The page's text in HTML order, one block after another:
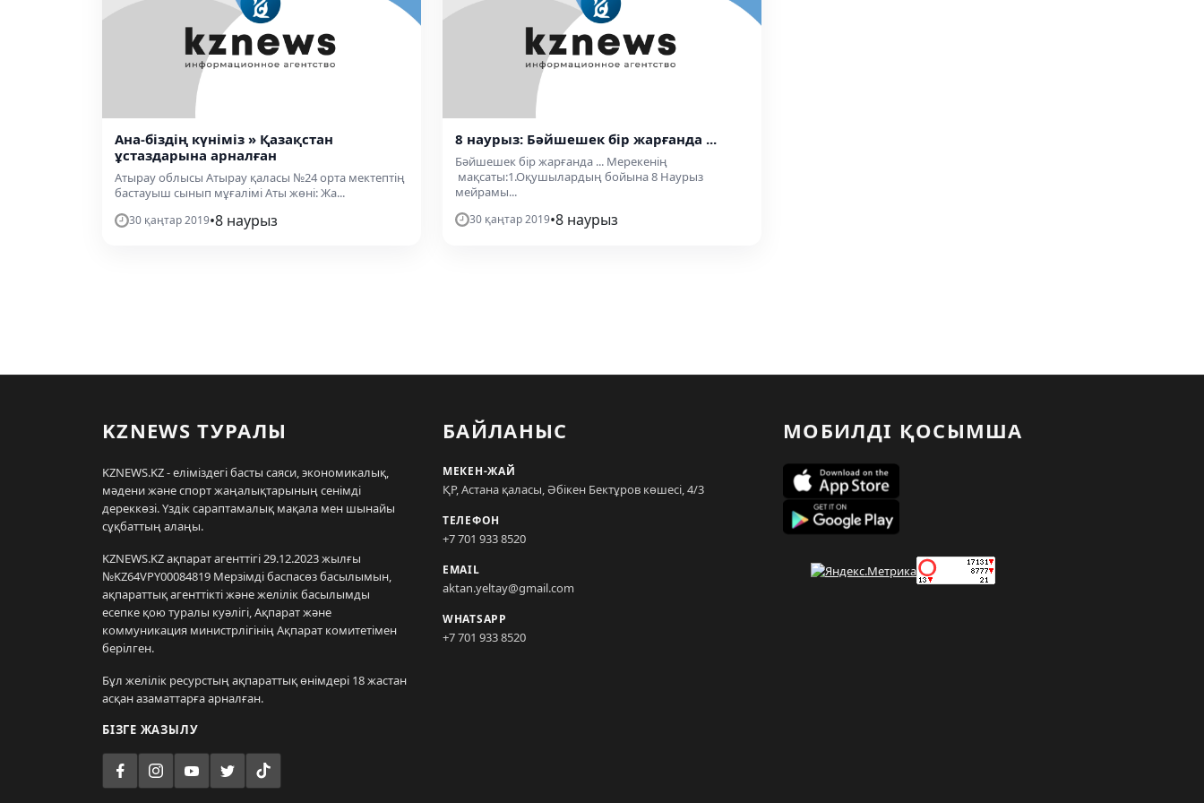
Ана-біздің күніміз » Қазақстан
ұстаздарына арналған
Атырау облысы Атырау қаласы №24 орта мектептің
бастауыш сынып мұғалімі Аты жөні: Жа...
30 қаңтар 2019•8 наурыз
8 наурыз: Бәйшешек бір жарғанда ...
Бәйшешек бір жарғанда ... Мерекенің
мақсаты:1.Оқушылардың бойына 8 Наурыз
мейрамы...
30 қаңтар 2019•8 наурыз
KZNEWS ТУРАЛЫ
KZNEWS.KZ - еліміздегі басты саяси, экономикалық,
мәдени және спорт жаңалықтарының сенімді
дереккөзі. Үздік сараптамалық мақала мен шынайы
сұқбаттың алаңы.
KZNEWS.KZ ақпарат агенттігі 29.12.2023 жылғы
№KZ64VPY00084819 Мерзімді баспасөз басылымын,
ақпараттық агенттікті және желілік басылымды
есепке қою туралы куәлігі, Ақпарат және
коммуникация министрлігінің Ақпарат комитетімен
берілген.
Бұл желілік ресурстың ақпараттық өнімдері 18 жастан
асқан азаматтарға арналған.
БІЗГЕ ЖАЗЫЛУ
БАЙЛАНЫС
МЕКЕН-ЖАЙ
ҚР, Астана қаласы, Әбікен Бектұров көшесі, 4/3
ТЕЛЕФОН
+7 701 933 8520
EMAIL
aktan.yeltay@gmail.com
WHATSAPP
+7 701 933 8520
МОБИЛДІ ҚОСЫМША